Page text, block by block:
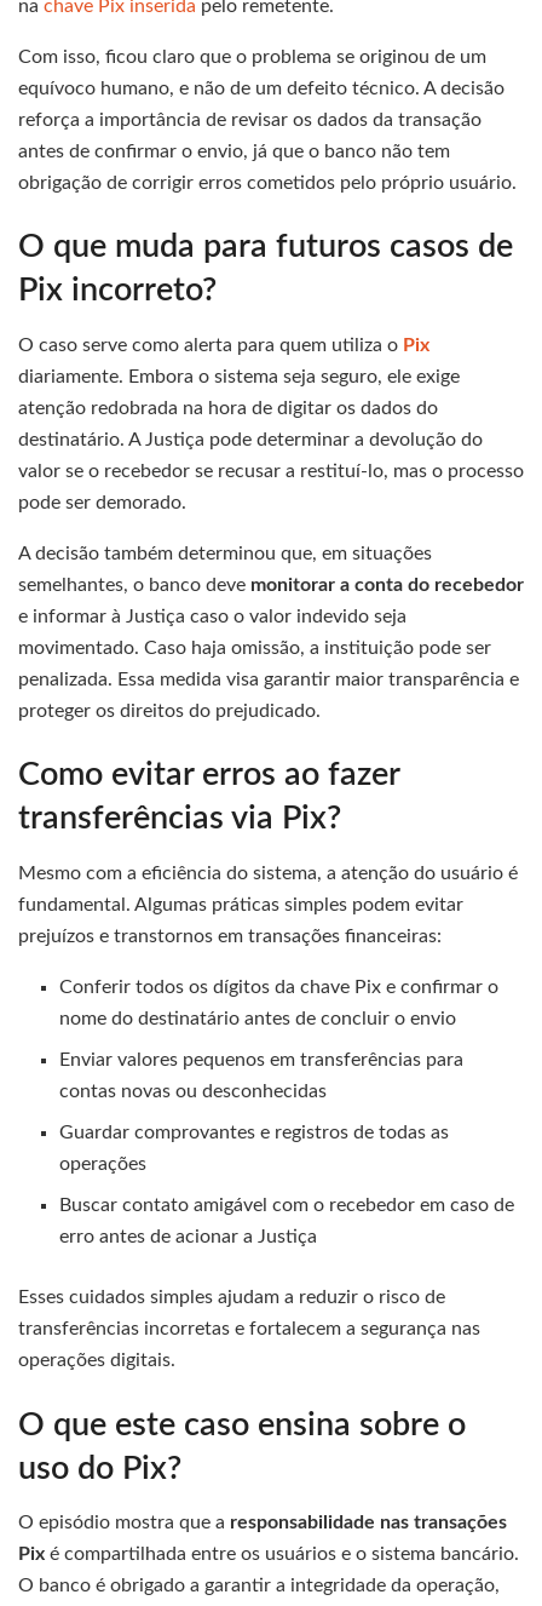
na chave Pix inserida pelo remetente.
Com isso, ficou claro que o problema se originou de um
equívoco humano, e não de um defeito técnico. A decisão
reforça a importância de revisar os dados da transação
antes de confirmar o envio, já que o banco não tem
obrigação de corrigir erros cometidos pelo próprio usuário.
O que muda para futuros casos de
Pix incorreto?
O caso serve como alerta para quem utiliza o Pix
diariamente. Embora o sistema seja seguro, ele exige
atenção redobrada na hora de digitar os dados do
destinatário. A Justiça pode determinar a devolução do
valor se o recebedor se recusar a restituí-lo, mas o processo
pode ser demorado.
A decisão também determinou que, em situações
semelhantes, o banco deve monitorar a conta do recebedor
e informar à Justiça caso o valor indevido seja
movimentado. Caso haja omissão, a instituição pode ser
penalizada. Essa medida visa garantir maior transparência e
proteger os direitos do prejudicado.
Como evitar erros ao fazer
transferências via Pix?
Mesmo com a eficiência do sistema, a atenção do usuário é
fundamental. Algumas práticas simples podem evitar
prejuízos e transtornos em transações financeiras:
Conferir todos os dígitos da chave Pix e confirmar o
nome do destinatário antes de concluir o envio
Enviar valores pequenos em transferências para
contas novas ou desconhecidas
Guardar comprovantes e registros de todas as
operações
Buscar contato amigável com o recebedor em caso de
erro antes de acionar a Justiça
Esses cuidados simples ajudam a reduzir o risco de
transferências incorretas e fortalecem a segurança nas
operações digitais.
O que este caso ensina sobre o
uso do Pix?
O episódio mostra que a responsabilidade nas transações
Pix é compartilhada entre os usuários e o sistema bancário.
O banco é obrigado a garantir a integridade da operação,